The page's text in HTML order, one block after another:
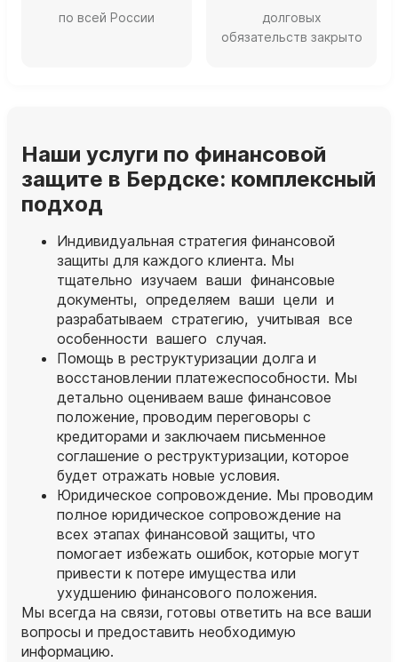
по всей России
долговых
обязательств закрыто
Наши услуги по финансовой
защите в Бердске: комплексный
подход
Индивидуальная стратегия финансовой
защиты для каждого клиента. Мы
тщательно изучаем ваши финансовые
документы, определяем ваши цели и
разрабатываем стратегию, учитывая все
особенности вашего случая.
Помощь в реструктуризации долга и
восстановлении платежеспособности. Мы
детально оцениваем ваше финансовое
положение, проводим переговоры с
кредиторами и заключаем письменное
соглашение о реструктуризации, которое
будет отражать новые условия.
Юридическое сопровождение. Мы проводим
полное юридическое сопровождение на
всех этапах финансовой защиты, что
помогает избежать ошибок, которые могут
привести к потере имущества или
ухудшению финансового положения.
Мы всегда на связи, готовы ответить на все ваши
вопросы и предоставить необходимую
информацию.